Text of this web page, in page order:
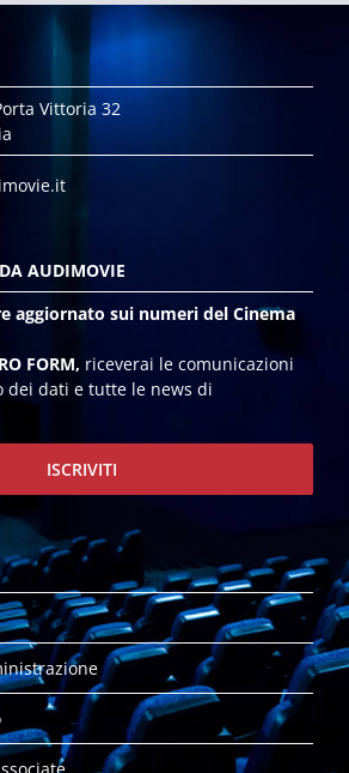
Vittoria 32
AUDIMOVIE
aggiornato sui numeri del Cinema
FORM, riceverai le comunicazioni
dei dati e tutte le news di
ISCRIVITI